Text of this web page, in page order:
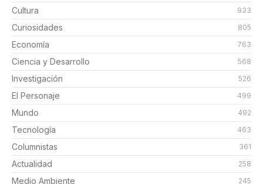
Cultura 933
Curiosidades 805
Economía 763
Ciencia y Desarrollo 568
Investigación 526
El Personaje 499
Mundo 492
Tecnología 463
Columnistas 361
Actualidad 258
Medio Ambiente 245